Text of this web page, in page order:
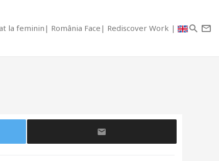
la feminin România Face Rediscover Work